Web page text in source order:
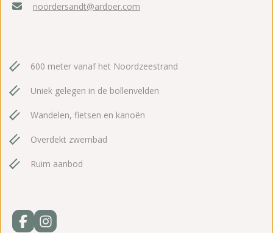
noordersandt@ardoer.com
600 meter vanaf het Noordzeestrand
Uniek gelegen in de bollenvelden
Wandelen, fietsen en kanoën
Overdekt zwembad
Ruim aanbod